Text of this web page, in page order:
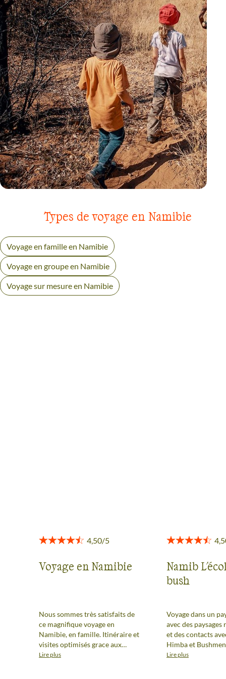
Types de voyage en Namibie
Voyage en famille en Namibie
Voyage en groupe en Namibie
Voyage sur mesure en Namibie
Voyage en Namibie
Nous sommes très satisfaits de
ce magnifique voyage en
Namibie, en famille. Itinéraire et
visites optimisés grace aux
compétences de Terdav et guides
Lire plus
Namib
bush
Voyage dans un
avec des
et des contacts
Himba et
désert du Namib
Lire plus